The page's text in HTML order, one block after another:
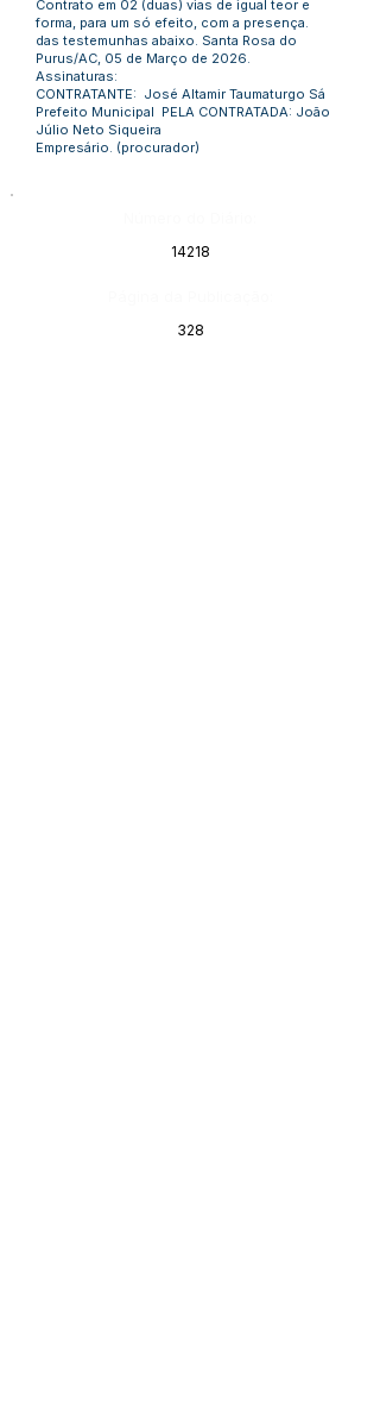
Contrato em 02 (duas) vias de igual teor e
forma, para um só efeito, com a presença.
das testemunhas abaixo. Santa Rosa do
Purus/AC, 05 de Março de 2026.
Assinaturas:
CONTRATANTE: José Altamir Taumaturgo Sá
Prefeito Municipal PELA CONTRATADA: João
Júlio Neto Siqueira
Empresário. (procurador)
14218
328